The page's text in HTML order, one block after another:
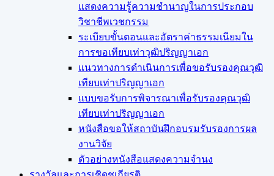
แสดงความรู้ความชำนาญในการประกอบ
วิชาชีพเวชกรรม
ระเบียบขั้นตอนและอัตราค่าธรรมเนียมใน
การขอเทียบเท่าวุฒิปริญญาเอก
แนวทางการดำเนินการเพื่อขอรับรองคุณวุฒิ
เทียบเท่าปริญญาเอก
แบบขอรับการพิจารณาเพื่อรับรองคุณวุฒิ
เทียบเท่าปริญญาเอก
หนังสือขอให้สถาบันฝึกอบรมรับรองการผล
งานวิจัย
ตัวอย่างหนังสือแสดงความจำนง